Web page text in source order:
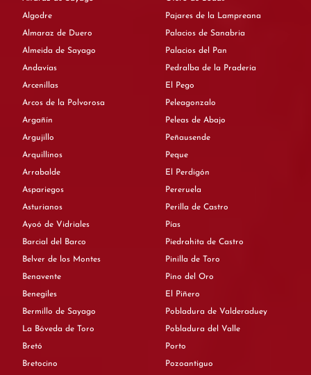
Algodre
Almaraz de Duero
Almeida de Sayago
Andavías
Arcenillas
Arcos de la Polvorosa
Argañín
Argujillo
Arquillinos
Arrabalde
Aspariegos
Asturianos
Ayoó de Vidriales
Barcial del Barco
Belver de los Montes
Benavente
Benegiles
Bermillo de Sayago
La Bóveda de Toro
Bretó
Bretocino
Pajares de la Lampreana
Palacios de Sanabria
Palacios del Pan
Pedralba de la Pradería
El Pego
Peleagonzalo
Peleas de Abajo
Peñausende
Peque
El Perdigón
Pereruela
Perilla de Castro
Pías
Piedrahita de Castro
Pinilla de Toro
Pino del Oro
El Piñero
Pobladura de Valderaduey
Pobladura del Valle
Porto
Pozoantiguo